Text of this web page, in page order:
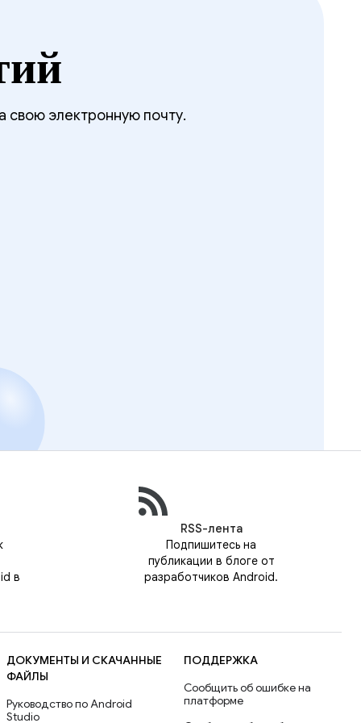
свою электронную почту.
в
RSS-лента
Подпишитесь на
публикации в блоге от
разработчиков Android.
ДОКУМЕНТЫ И СКАЧАННЫЕ
ФАЙЛЫ
Руководство по Android
Studio
ПОДДЕРЖКА
Сообщить об ошибке на
платформе